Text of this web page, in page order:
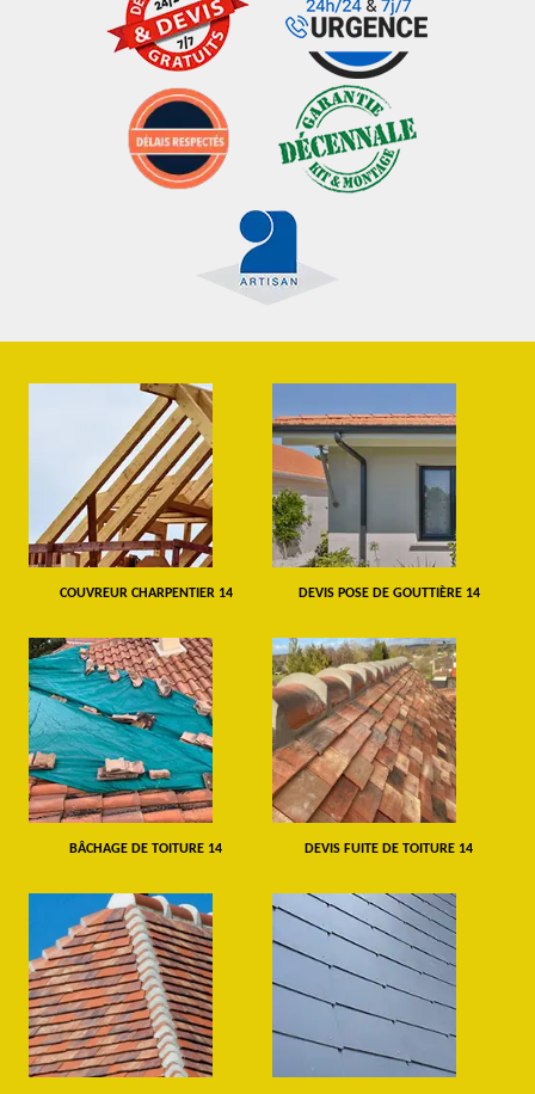
COUVREUR CHARPENTIER 14 DEVIS POSE DE GOUTTIÈRE 14
BÂCHAGE DE TOITURE 14 DEVIS FUITE DE TOITURE 14